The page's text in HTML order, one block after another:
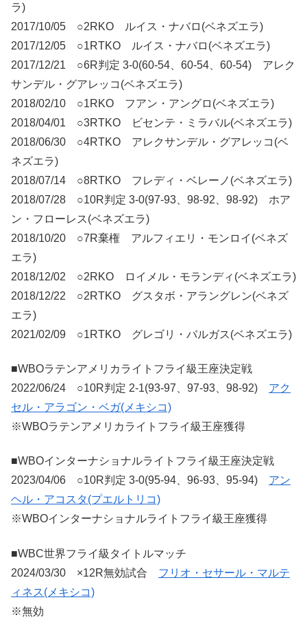
ラ)
2017/10/05 ○2RKO ルイス・ナバロ(ベネズエラ)
2017/12/05 ○1RTKO ルイス・ナバロ(ベネズエラ)
2017/12/21 ○6R判定 3-0(60-54、60-54、60-54) アレク
サンデル・グアレッコ(ベネズエラ)
2018/02/10 ○1RKO フアン・アングロ(ベネズエラ)
2018/04/01 ○3RTKO ビセンテ・ミラバル(ベネズエラ)
2018/06/30 ○4RTKO アレクサンデル・グアレッコ(ベ
ネズエラ)
2018/07/14 ○8RTKO フレディ・ベレーノ(ベネズエラ)
2018/07/28 ○10R判定 3-0(97-93、98-92、98-92) ホア
ン・フローレス(ベネズエラ)
2018/10/20 ○7R棄権 アルフィエリ・モンロイ(ベネズ
エラ)
2018/12/02 ○2RKO ロイメル・モランディ(ベネズエラ)
2018/12/22 ○2RTKO グスタボ・アラングレン(ベネズ
エラ)
2021/02/09 ○1RTKO グレゴリ・バルガス(ベネズエラ)
■WBOラテンアメリカライトフライ級王座決定戦
2022/06/24 ○10R判定 2-1(93-97、97-93、98-92) アク
セル・アラゴン・ベガ(メキシコ)
※WBOラテンアメリカライトフライ級王座獲得
■WBOインターナショナルライトフライ級王座決定戦
2023/04/06 ○10R判定 3-0(95-94、96-93、95-94) アン
ヘル・アコスタ(プエルトリコ)
※WBOインターナショナルライトフライ級王座獲得
■WBC世界フライ級タイトルマッチ
2024/03/30 ×12R無効試合 フリオ・セサール・マルテ
ィネス(メキシコ)
※無効